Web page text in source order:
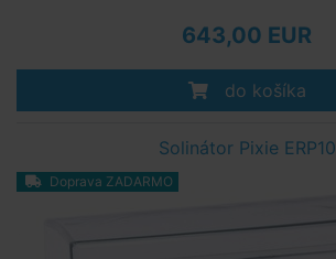
643,00 EUR
do košíka
Solinátor Pixie ERP10
Doprava ZADARMO